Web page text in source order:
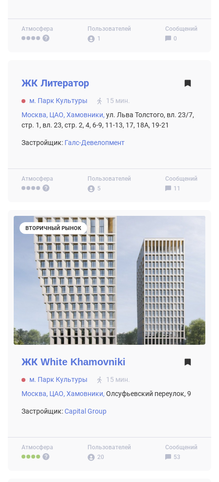
Атмосфера
Пользователей
1
Сообщений
0
Атмосфера
Пользователей
5
Сообщений
11
ЖК Литератор
м. Парк Культуры
15 мин.
Москва, ЦАО, Хамовники, ул. Льва Толстого, вл. 23/7,
стр. 1, вл. 23, стр. 2, 4, 6-9, 11-13, 17, 18А, 19-21
Застройщик: Галс-Девелопмент
ВТОРИЧНЫЙ РЫНОК
Атмосфера
Пользователей
20
Сообщений
53
ЖК White Khamovniki
м. Парк Культуры
15 мин.
Москва, ЦАО, Хамовники, Олсуфьевский переулок, 9
Застройщик:Capital Group